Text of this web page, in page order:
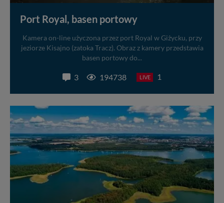
Port Royal, basen portowy
Kamera on-line użyczona przez port Royal w Giżycku, przy
jeziorze Kisajno (zatoka Tracz). Obraz z kamery przedstawia
basen portowy do...
3 194738 LIVE 1